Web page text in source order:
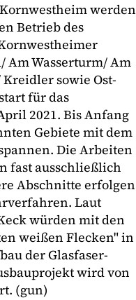
werden
Betrieb des
Am Wasserturm/ Am
sowie Ost-
für das
2021. Bis Anfang
Gebiete mit dem
Die Arbeiten
fast ausschließlich
Abschnitte erfolgen
Laut
würden mit den
weißen Flecken" in
der Glasfaser-
wird von
(gun)